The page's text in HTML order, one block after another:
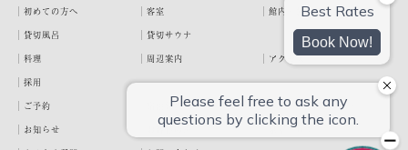
初めての方へ 客室
館内・施設
貸切風呂
貸切サウナ
料理
周辺案内
アクセス
採用
ご予約
宿泊約款
プライバシーポリシー
お知らせ
お客様の声
泉翠ブログ